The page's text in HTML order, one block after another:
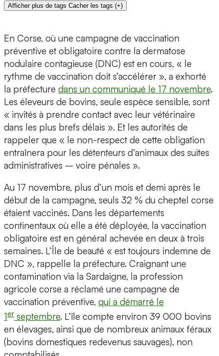
Afficher plus de tags Cacher les tags (+)
En Corse, où une campagne de vaccination
préventive et obligatoire contre la dermatose
nodulaire contagieuse (DNC) est en cours, « le
rythme de vaccination doit s’accélérer », a exhorté
la préfecture dans un communiqué le 17 novembre.
Les éleveurs de bovins, seule espèce sensible, sont
« invités à prendre contact avec leur vétérinaire
dans les plus brefs délais ». Et les autorités de
rappeler que « le non-respect de cette obligation
entraînera pour les détenteurs d’animaux des suites
administratives – voire pénales ».
Au 17 novembre, plus d’un mois et demi après le
début de la campagne, seuls 32 % du cheptel corse
étaient vaccinés. Dans les départements
continentaux où elle a été déployée, la vaccination
obligatoire est en général achevée en deux à trois
semaines. L’Île de beauté « est toujours indemne de
DNC », rappelle la préfecture. Craignant une
contamination via la Sardaigne, la profession
agricole corse a réclamé une campagne de
vaccination préventive, qui a démarré le
1er septembre. L’île compte environ 39 000 bovins
en élevages, ainsi que de nombreux animaux féraux
(bovins domestiques redevenus sauvages), non